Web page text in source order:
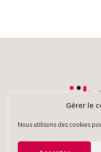
Gérer le
Nous utilisons des cookies